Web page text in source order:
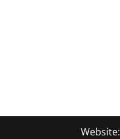
Website: